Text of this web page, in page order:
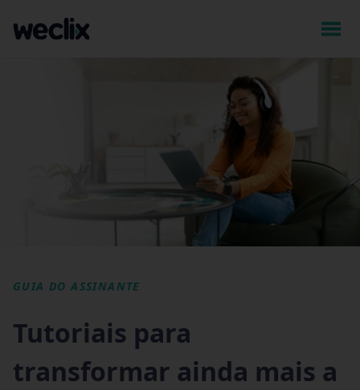
GUIA DO ASSINANTE
Tutoriais para
transformar ainda mais a